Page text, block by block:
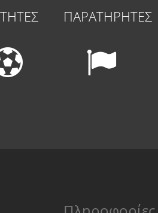
ΠΑΡΑΤΗΡΗΤΕΣ